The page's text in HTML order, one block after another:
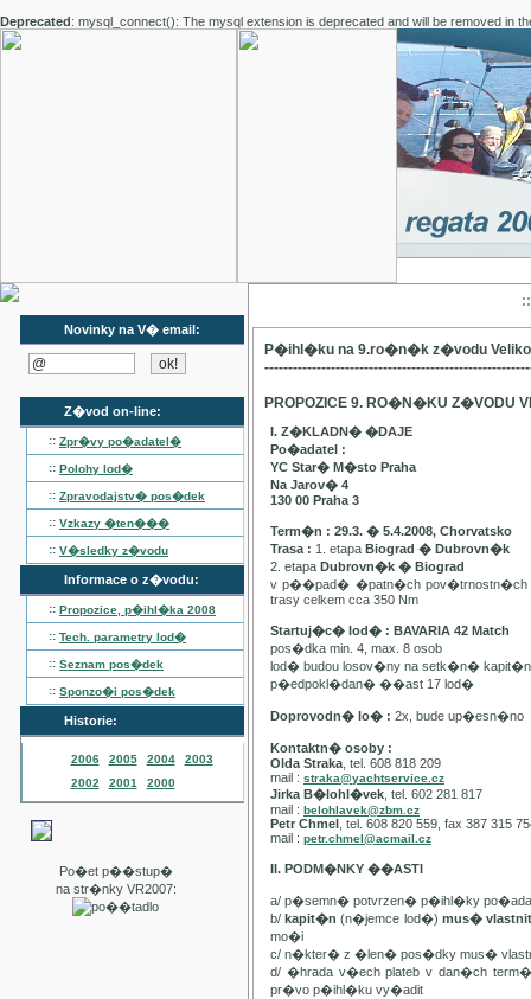
Deprecated: mysql_connect(): The mysql extension is deprecated and will be removed in
Novinky na V� email:
Z�vod on-line:
:: Zpr�vy po�adatel�
:: Polohy lod�
:: Zpravodajstv� pos�dek
:: Vzkazy �ten���
:: V�sledky z�vodu
Informace o z�vodu:
:: Propozice, p�ihl�ka 2008
:: Tech. parametry lod�
:: Seznam pos�dek
:: Sponzo�i pos�dek
Historie:
2006 2005 2004
2003
2002
2001 2000
Po�et p��stup�
na str�nky VR2007:
P�ihl�ku na 9.ro�n�k z�vodu
PROPOZICE 9. RO�N�KU Z�VODU
I. Z�KLADN� �DAJE
Po�adatel :
YC Star� M�sto Praha
Na Jarov� 4
130 00 Praha 3
Term�n : 29.3. � 5.4.2008, Chorvatsko
Trasa : 1. etapa Biograd � Dubrovn�k
2. etapa Dubrovn�k � Biograd
v p��pad� �patn�ch pov�trnostn�ch
trasy celkem cca 350 Nm
Startuj�c� lod� : BAVARIA 42 Match
pos�dka min. 4, max. 8 osob
lod� budou losov�ny na setk�n�
p�edpokl�dan� ��ast 17 lod�
Doprovodn� lo� : 2x, bude up�esn�no
Kontaktn� osoby :
Olda Straka , tel. 608 818 209
mail : straka@yachtservice.cz
Jirka B�lohl�vek , tel. 602 281 817
mail : belohlavek@zbm.cz
Petr Chmel , tel. 608 820 559, fax 387 315
mail : petr.chmel@acmail.cz
II. PODM�NKY ��ASTI
a/ p�semn� potvrzen� p�ihl�ky
b/kapit�n(n�jemce lod�) mus�
mo�i
c/ n�kter� z �len� pos�dky mus�
d/ �hrada v�ech plateb v dan�ch
pr�vo p�ihl�ku vy�adit